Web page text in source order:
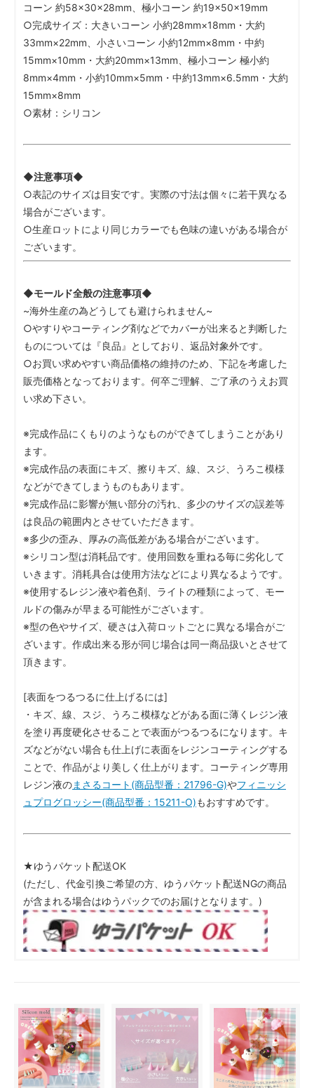
コーン 約58×30×28mm、極小コーン 約19×50×19mm
○完成サイズ：大きいコーン 小約28mm×18mm・大約
33mm×22mm、小さいコーン 小約12mm×8mm・中約
15mm×10mm・大約20mm×13mm、極小コーン 極小約
8mm×4mm・小約10mm×5mm・中約13mm×6.5mm・大約
15mm×8mm
○素材：シリコン
◆注意事項◆
○表記のサイズは目安です。実際の寸法は個々に若干異なる
場合がございます。
○生産ロットにより同じカラーでも色味の違いがある場合が
ございます。
◆モールド全般の注意事項◆
~海外生産の為どうしても避けられません~
○やすりやコーティング剤などでカバーが出来ると判断した
ものについては『良品』としており、返品対象外です。
○お買い求めやすい商品価格の維持のため、下記を考慮した
販売価格となっております。何卒ご理解、ご了承のうえお買
い求め下さい。
※完成作品にくもりのようなものができてしまうことがあり
ます。
※完成作品の表面にキズ、擦りキズ、線、スジ、うろこ模様
などができてしまうものもあります。
※完成作品に影響が無い部分の汚れ、多少のサイズの誤差等
は良品の範囲内とさせていただきます。
※多少の歪み、厚みの高低差がある場合がございます。
※シリコン型は消耗品です。使用回数を重ねる毎に劣化して
いきます。消耗具合は使用方法などにより異なるようです。
※使用するレジン液や着色剤、ライトの種類によって、モー
ルドの傷みが早まる可能性がございます。
※型の色やサイズ、硬さは入荷ロットごとに異なる場合がご
ざいます。作成出来る形が同じ場合は同一商品扱いとさせて
頂きます。
[表面をつるつるに仕上げるには]
・キズ、線、スジ、うろこ模様などがある面に薄くレジン液
を塗り再度硬化させることで表面がつるつるになります。キ
ズなどがない場合も仕上げに表面をレジンコーティングする
ことで、作品がより美しく仕上がります。コーティング専用
レジン液のまさるコート(商品型番：21796-G)やフィニッシ
ュプログロッシー(商品型番：15211-O)もおすすめです。
★ゆうパケット配送OK
(ただし、代金引換ご希望の方、ゆうパケット配送NGの商品
が含まれる場合はゆうパックでのお届けとなります。)